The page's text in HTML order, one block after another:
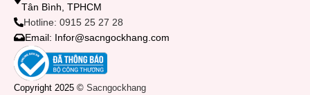
Tân Bình, TPHCM
Hotline: 0915 25 27 28
Email: Infor@sacngockhang.com
Copyright 2025 © Sacngockhang